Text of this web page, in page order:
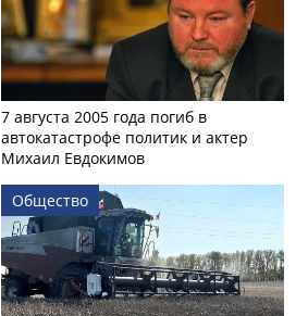
7 августа 2005 года погиб в
автокатастрофе политик и актер
Михаил Евдокимов
Общество